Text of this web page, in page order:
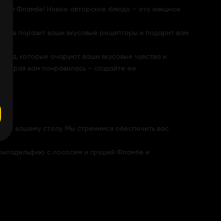
Фламбе! Новое авторское блюдо – это изящное
поразит ваши вкусовые рецепторы и подарит вам
которые очаруют ваши вкусовые чувства и
вам понравилась – создайте ее
к вашему столу. Мы стремимся обеспечить вас
с лососем и грушей Фламбе и